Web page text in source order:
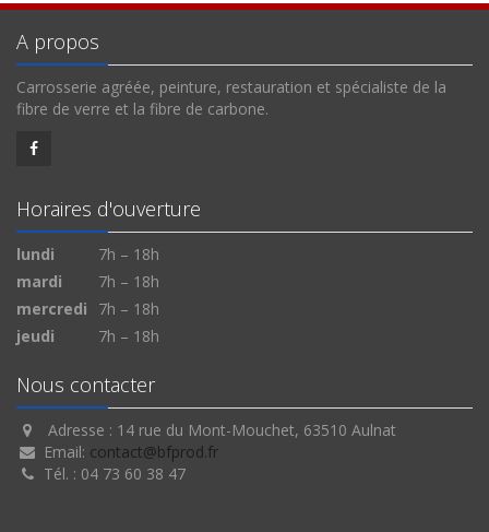
A propos
Carrosserie agréée, peinture, restauration et spécialiste de la
fibre de verre et la fibre de carbone.
Horaires d'ouverture
lundi
7h – 18h
mardi
7h – 18h
mercredi
7h – 18h
jeudi
7h – 18h
Nous contacter
Adresse : 14 rue du Mont-Mouchet, 63510 Aulnat
Email: contact@bfprod.fr
Tél. : 04 73 60 38 47